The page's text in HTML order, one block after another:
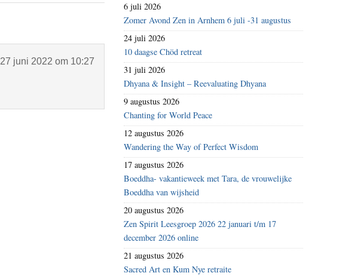
27 juni 2022 om 10:27
6 juli 2026
Zomer Avond Zen in Arnhem 6 juli -31 augustus
24 juli 2026
10 daagse Chöd retreat
31 juli 2026
Dhyana & Insight – Reevaluating Dhyana
9 augustus 2026
Chanting for World Peace
12 augustus 2026
Wandering the Way of Perfect Wisdom
17 augustus 2026
Boeddha- vakantieweek met Tara, de vrouwelijke
Boeddha van wijsheid
20 augustus 2026
Zen Spirit Leesgroep 2026 22 januari t/m 17
december 2026 online
21 augustus 2026
Sacred Art en Kum Nye retraite